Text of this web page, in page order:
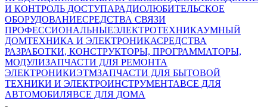
И КОНТРОЛЬ ДОСТУПАРАДИОЛЮБИТЕЛЬСКОЕ
ОБОРУДОВАНИЕСРЕДСТВА СВЯЗИ
ПРОФЕССИОНАЛЬНЫЕЭЛЕКТРОТЕХНИКАУМНЫЙ
ДОМТЕХНИКА И ЭЛЕКТРОНИКАСРЕДСТВА
РАЗРАБОТКИ, КОНСТРУКТОРЫ, ПРОГРАММАТОРЫ,
МОДУЛИЗАПЧАСТИ ДЛЯ РЕМОНТА
ЭЛЕКТРОНИКИЭТМЗАПЧАСТИ ДЛЯ БЫТОВОЙ
ТЕХНИКИ И ЭЛЕКТРОИНСТРУМЕНТАВСЕ ДЛЯ
АВТОМОБИЛЯВСЕ ДЛЯ ДОМА
-